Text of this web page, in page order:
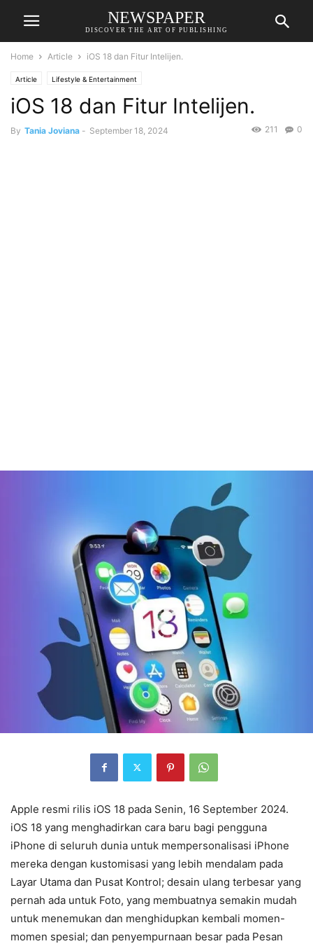
NEWSPAPER
DISCOVER THE ART OF PUBLISHING
Home Article iOS 18 dan Fitur Intelijen.
Article Lifestyle & Entertainment
iOS 18 dan Fitur Intelijen.
By Tania Joviana - September 18, 2024 0
211
Apple resmi rilis iOS 18 pada Senin, 16 September 2024.
iOS 18 yang menghadirkan cara baru bagi pengguna
iPhone di seluruh dunia untuk mempersonalisasi iPhone
mereka dengan kustomisasi yang lebih mendalam pada
Layar Utama dan Pusat Kontrol; desain ulang terbesar yang
pernah ada untuk Foto, yang membuatnya semakin mudah
untuk menemukan dan menghidupkan kembali momen-
momen spesial; dan penyempurnaan besar pada Pesan